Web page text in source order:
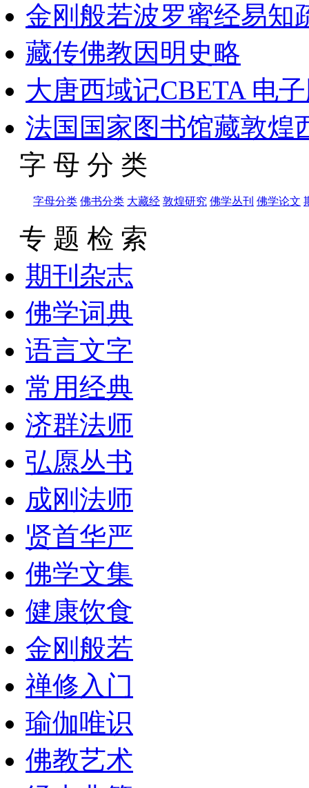
金刚般若波罗蜜经易知
藏传佛教因明史略
大唐西域记CBETA 电
法国国家图书馆藏敦煌
字 母 分 类
字母分类 佛书分类 大藏经 敦煌研究 佛学丛刊 佛学论文
专 题 检 索
期刊杂志
佛学词典
语言文字
常用经典
济群法师
弘愿丛书
成刚法师
贤首华严
佛学文集
健康饮食
金刚般若
禅修入门
瑜伽唯识
佛教艺术